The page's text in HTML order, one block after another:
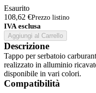
Esaurito
108,62 €Prezzo listino
IVA esclusa
Aggiungi al Carrello
Descrizione
Tappo per serbatoio
realizzato in alluminio
disponibile in vari colori.
Compatibilità